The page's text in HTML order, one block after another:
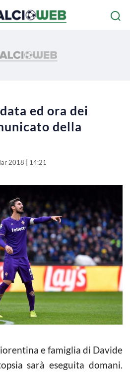
ed ora dei
della
2018 | 14:21
e famiglia di Davide
sarà eseguita domani.